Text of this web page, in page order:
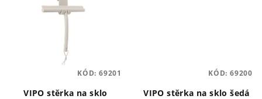
VIPO stěrka na sklo
KÓD: 69201
VIPO stěrka na sklo šedá
KÓD: 69200